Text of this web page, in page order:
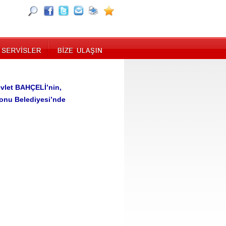
BAHÇELİ’nin,
Belediyesi’nde